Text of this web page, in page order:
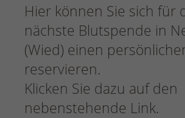
Hier können Sie sich für
nächste Blutspende in
(Wied) einen
reservieren.
Klicken Sie dazu auf den
nebenstehende Link.